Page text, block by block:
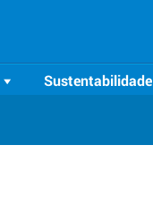
Sustentabilidade